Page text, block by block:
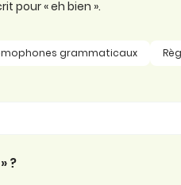
pour « eh bien ».
grammaticaux
?